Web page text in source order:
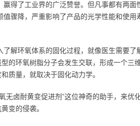
得了工业界的广泛赞誉。但凡事都有两
骤降，严重影响了产品的光学性能和使
了解环氧体系的固化过程，就像医生需要
型的环氧树脂分子会发生交联，形成一个
质量，就取决于固化动力学。
无卤耐黄变促进剂”这位神奇的助手，来
变的侵袭。